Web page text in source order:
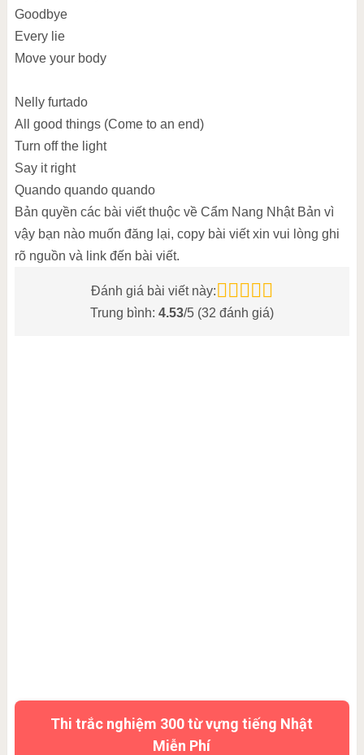
Goodbye
Every lie
Move your body
Nelly furtado
All good things (Come to an end)
Turn off the light
Say it right
Quando quando quando
Bản quyền các bài viết thuộc về Cẩm Nang Nhật Bản vì
vậy bạn nào muốn đăng lại, copy bài viết xin vui lòng ghi
rõ nguồn và link đến bài viết.
Đánh giá bài viết này:
Trung bình: 4.53/5 (32 đánh giá)
Thi trắc nghiệm 300 từ vựng tiếng Nhật
Miễn Phí